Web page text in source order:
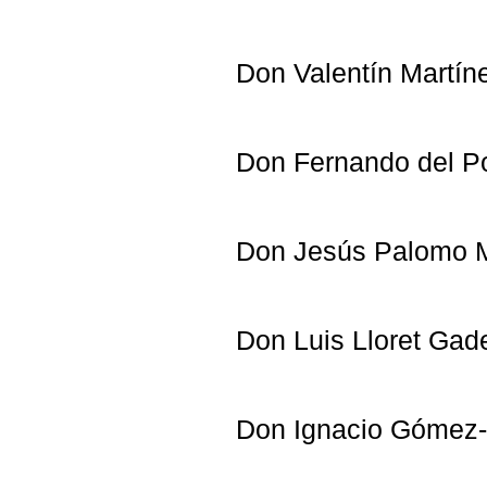
Don Valentín
Don Fernando del
Don Jesús Palomo
Don Luis Lloret
Don Ignacio